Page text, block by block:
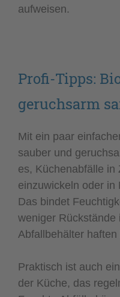
aufweisen.
Profi-Tipps:
geruchsarm
Mit ein paar
sauber und
es, Küchenabfälle in
einzuwickeln oder in
Das bindet
weniger
Abfallbehälter haften
Praktisch ist auch
der Küche, das